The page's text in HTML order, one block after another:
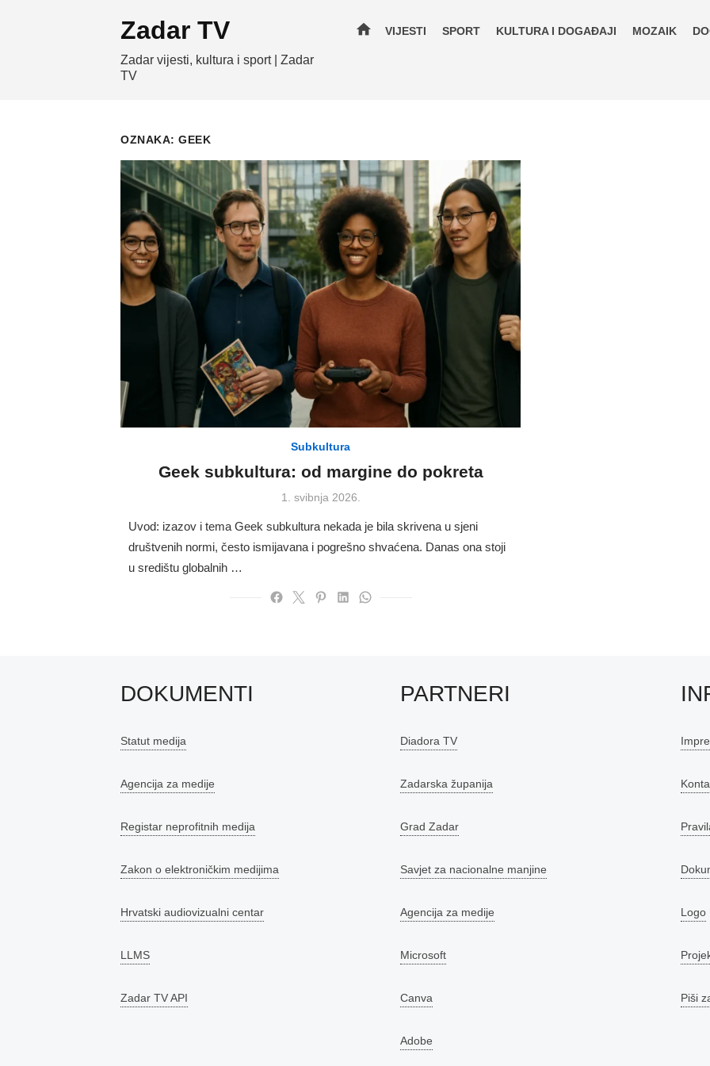
Zadar TV
Zadar vijesti, kultura i sport | Zadar
TV
home VIJESTI SPORT KULTURA I DOGAĐAJI MOZAIK
OZNAKA: GEEK
Subkultura
Geek subkultura: od margine do pokreta
Posted
1. svibnja 2026.
Uvod: izazov i tema Geek subkultura nekada je bila skrivena u sjeni
društvenih normi, često ismijavana i pogrešno shvaćena. Danas ona stoji
u središtu globalnih …
DOKUMENTI
Statut medija
Agencija za medije
Registar neprofitnih medija
Zakon o elektroničkim medijima
Hrvatski audiovizualni centar
LLMS
Zadar TV API
PARTNERI
Diadora TV
Zadarska županija
Grad Zadar
Savjet za nacionalne manjine
Agencija za medije
Microsoft
Canva
Adobe
Logo
Piši